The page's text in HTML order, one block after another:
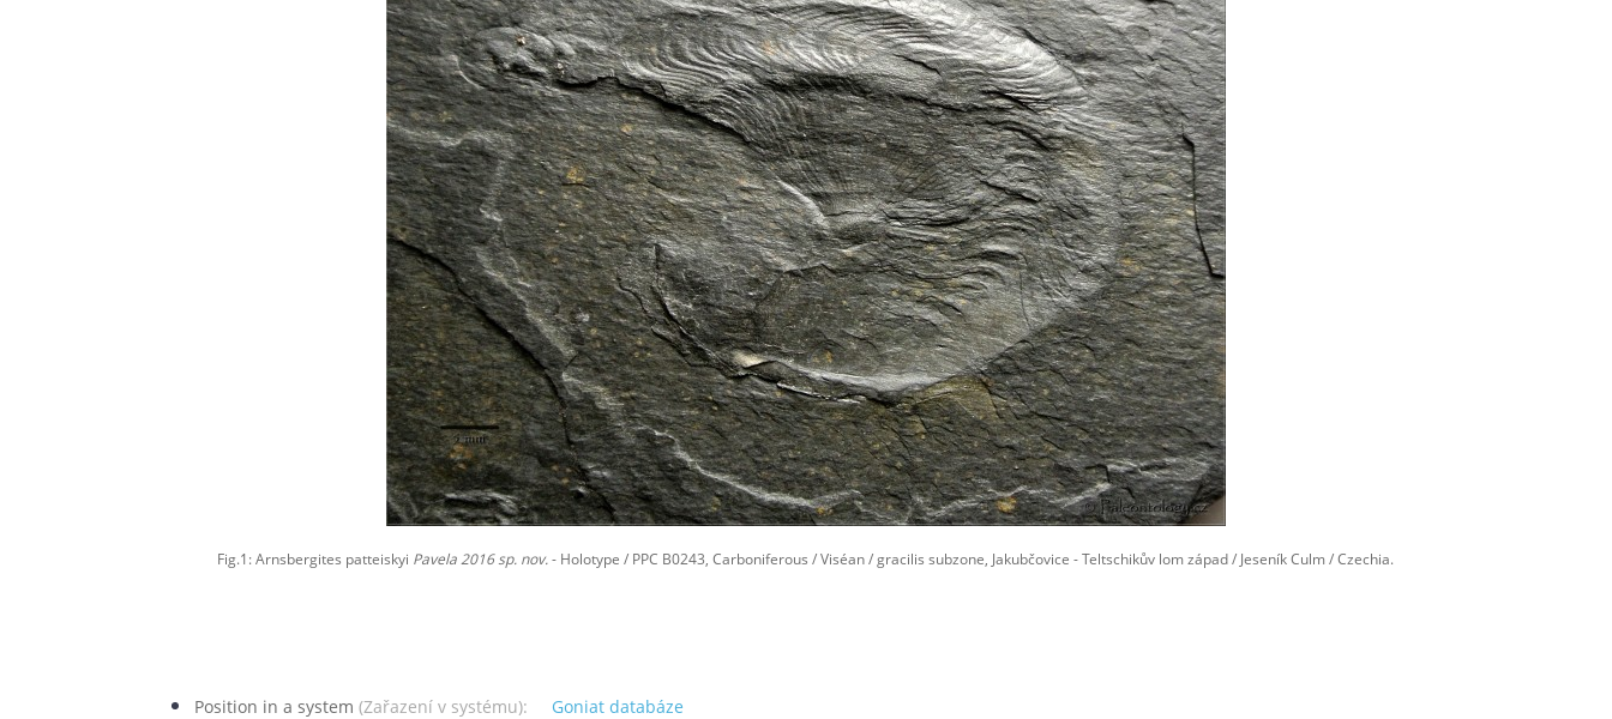
Fig.1: Arnsbergites patteiskyi Pavela 2016 sp. nov.- Holotype / PPC B0243, Carboniferous / Viséan / gracilis subzone, Jakubčovice - Teltschikův lom západ / Jeseník Culm / Czechia.
Position in a system (Zařazení v systému): Goniat databáze